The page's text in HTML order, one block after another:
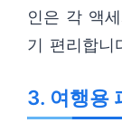
인은 각 액
기 편리합니
3. 여행용